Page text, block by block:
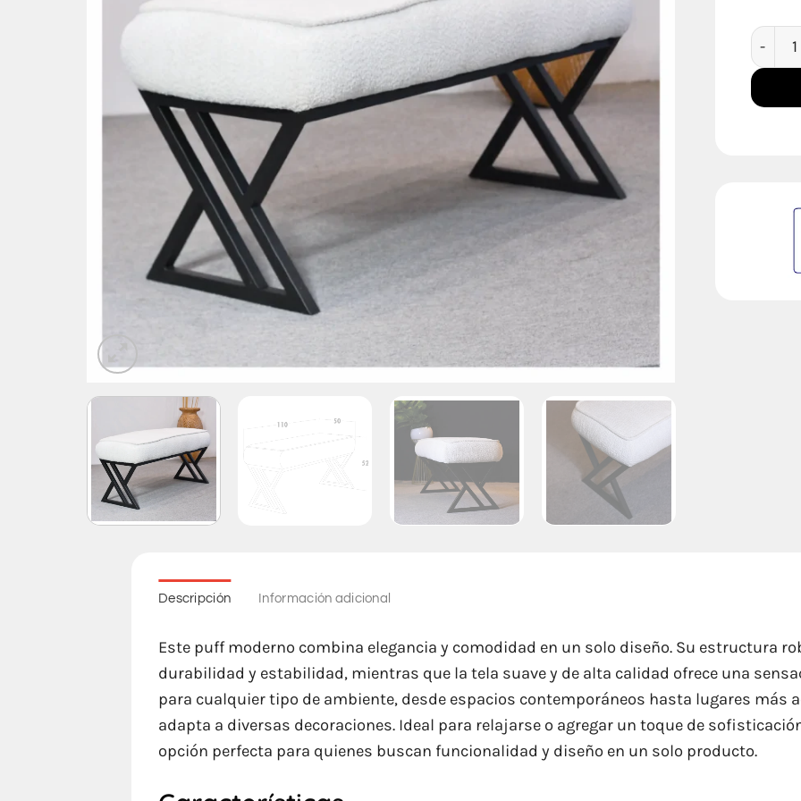
Puff
Descripción Información adicional
Este puff moderno combina elegancia y comodidad en un solo diseño. Su estructura
durabilidad y estabilidad, mientras que la tela suave y de alta calidad ofrece una
para cualquier tipo de ambiente, desde espacios contemporáneos hasta lugares más
adapta a diversas decoraciones. Ideal para relajarse o agregar un toque de
opción perfecta para quienes buscan funcionalidad y diseño en un solo producto.